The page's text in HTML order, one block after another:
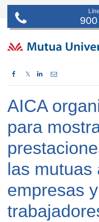
𝕏
AICA
para
las mutuas
empresas